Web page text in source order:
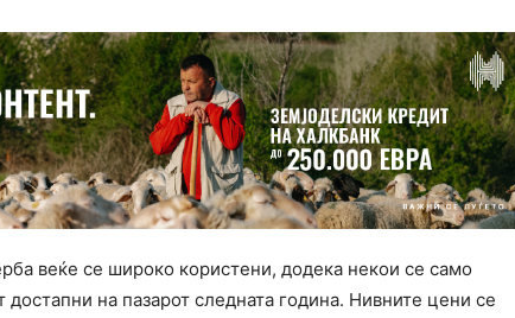
веќе се широко користени, додека некои се само
на пазарот следната година. Нивните цени се